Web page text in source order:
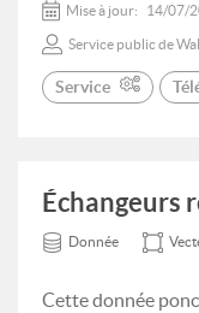
Mise à jour: 14/07/
Service public de
Service
Échangeurs
Donnée
Cette donnée